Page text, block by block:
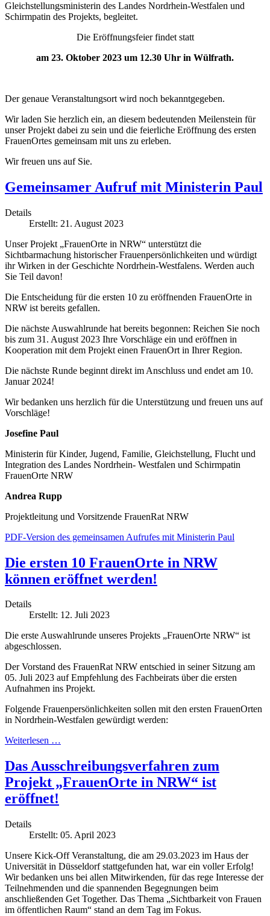
Gleichstellungsministerin des Landes Nordrhein-Westfalen und
Schirmpatin des Projekts, begleitet.
Die Eröffnungsfeier findet statt
am 23. Oktober 2023 um 12.30 Uhr in Wülfrath.
Der genaue Veranstaltungsort wird noch bekanntgegeben.
Wir laden Sie herzlich ein, an diesem bedeutenden Meilenstein für
unser Projekt dabei zu sein und die feierliche Eröffnung des ersten
FrauenOrtes gemeinsam mit uns zu erleben.
Wir freuen uns auf Sie.
Gemeinsamer Aufruf mit Ministerin Paul
Details
Erstellt: 21. August 2023
Unser Projekt „FrauenOrte in NRW“ unterstützt die
Sichtbarmachung historischer Frauenpersönlichkeiten und würdigt
ihr Wirken in der Geschichte Nordrhein-Westfalens. Werden auch
Sie Teil davon!
Die Entscheidung für die ersten 10 zu eröffnenden FrauenOrte in
NRW ist bereits gefallen.
Die nächste Auswahlrunde hat bereits begonnen: Reichen Sie noch
bis zum 31. August 2023 Ihre Vorschläge ein und eröffnen in
Kooperation mit dem Projekt einen FrauenOrt in Ihrer Region.
Die nächste Runde beginnt direkt im Anschluss und endet am 10.
Januar 2024!
Wir bedanken uns herzlich für die Unterstützung und freuen uns auf
Vorschläge!
Josefine Paul
Ministerin für Kinder, Jugend, Familie, Gleichstellung, Flucht und
Integration des Landes Nordrhein- Westfalen und Schirmpatin
FrauenOrte NRW
Andrea Rupp
Projektleitung und Vorsitzende FrauenRat NRW
PDF-Version des gemeinsamen Aufrufes mit Ministerin Paul
Die ersten 10 FrauenOrte in NRW
können eröffnet werden!
Details
Erstellt: 12. Juli 2023
Die erste Auswahlrunde unseres Projekts „FrauenOrte NRW“ ist
abgeschlossen.
Der Vorstand des FrauenRat NRW entschied in seiner Sitzung am
05. Juli 2023 auf Empfehlung des Fachbeirats über die ersten
Aufnahmen ins Projekt.
Folgende Frauenpersönlichkeiten sollen mit den ersten FrauenOrten
in Nordrhein-Westfalen gewürdigt werden:
Weiterlesen …
Das Ausschreibungsverfahren zum
Projekt „FrauenOrte in NRW“ ist
eröffnet!
Details
Erstellt: 05. April 2023
Unsere Kick-Off Veranstaltung, die am 29.03.2023 im Haus der
Universität in Düsseldorf stattgefunden hat, war ein voller Erfolg!
Wir bedanken uns bei allen Mitwirkenden, für das rege Interesse der
Teilnehmenden und die spannenden Begegnungen beim
anschließenden Get Together. Das Thema „Sichtbarkeit von Frauen
im öffentlichen Raum“ stand an dem Tag im Fokus.